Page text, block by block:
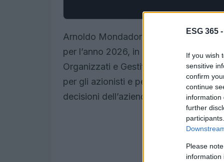
ESG 365 -
If you wish
sensitive
confirm
continue
information
further
Please
information
Arnoldo Mondadori Editore S.p.A. ha
per l’anno 2026, in conformità con
Organizzati e Gestiti da Borsa
per gli azionisti e per tutti gli
decisioni dell’azienda.